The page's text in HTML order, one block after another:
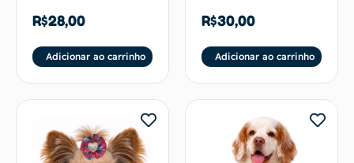
R$28,00
Adicionar ao carrinho
R$30,00
Adicionar ao carrinho